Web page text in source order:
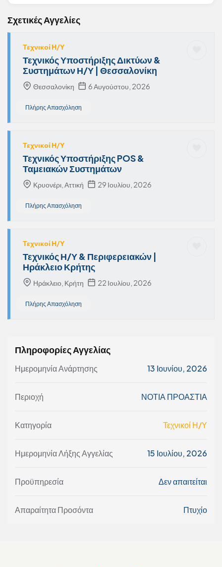
Σχετικές Αγγελίες
Τεχνικοί Η/Υ
Τεχνικός Υποστήριξης Δικτύων &
Συστημάτων Η/Υ | Θεσσαλονίκη
Θεσσαλονίκη 6 Αυγούστου, 2026
Πλήρης Απασχόληση
Τεχνικοί Η/Υ
Τεχνικός Υποστήριξης POS &
Ταμειακών Συστημάτων
Κρυονέρι, Αττική 29 Ιουλίου, 2026
Πλήρης Απασχόληση
Τεχνικοί Η/Υ
Τεχνικός Η/Υ & Περιφερειακών |
Ηράκλειο Κρήτης
Ηράκλειο, Κρήτη 22 Ιουλίου, 2026
Πλήρης Απασχόληση
Πληροφορίες Αγγελίας
Ημερομηνία Ανάρτησης 13 Ιουνίου, 2026
Περιοχή ΝΟΤΙΑ ΠΡΟΑΣΤΙΑ
Κατηγορία Τεχνικοί Η/Υ
Ημερομηνία Λήξης Αγγελίας 15 Ιουλίου, 2026
Προϋπηρεσία Δεν απαιτείται
Απαραίτητα Προσόντα Πτυχίο